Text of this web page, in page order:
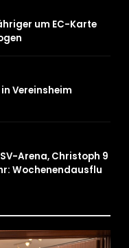
um EC-Karte
Vereinsheim
Arena, Christoph 9
Wochenendausflug